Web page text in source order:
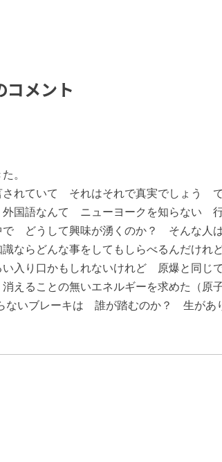
コメント
。
されていて それはそれで真実でしょう
国語なんて ニューヨークを知らない 行
どうして興味が湧くのか？ そんな人
ならどんな事をしてもしらべるんだけ
入り口かもしれないけれど 原爆と同じ
えることの無いエネルギーを求めた（原
ないブレーキは 誰が踏むのか？ 生が